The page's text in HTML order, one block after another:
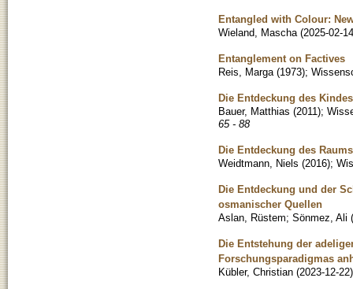
Entangled with Colour:
Wieland, Mascha (2025-02-14
Entanglement on Factives
Reis, Marga (1973);
Die Entdeckung des
Bauer, Matthias (2011);
65 - 88
Die Entdeckung des
Weidtmann, Niels (2016);
Die Entdeckung und der
osmanischer Quellen
Aslan, Rüstem; Sönmez, Ali (
Die Entstehung der
Forschungsparadigmas
Kübler, Christian (2023-12-22)